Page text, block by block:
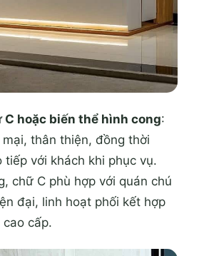
C hoặc biến thể hình cong:
thân thiện, đồng thời
tiếp với khách khi phục vụ.
chữ C phù hợp với quán chú
đại, linh hoạt phối kết hợp
cấp.